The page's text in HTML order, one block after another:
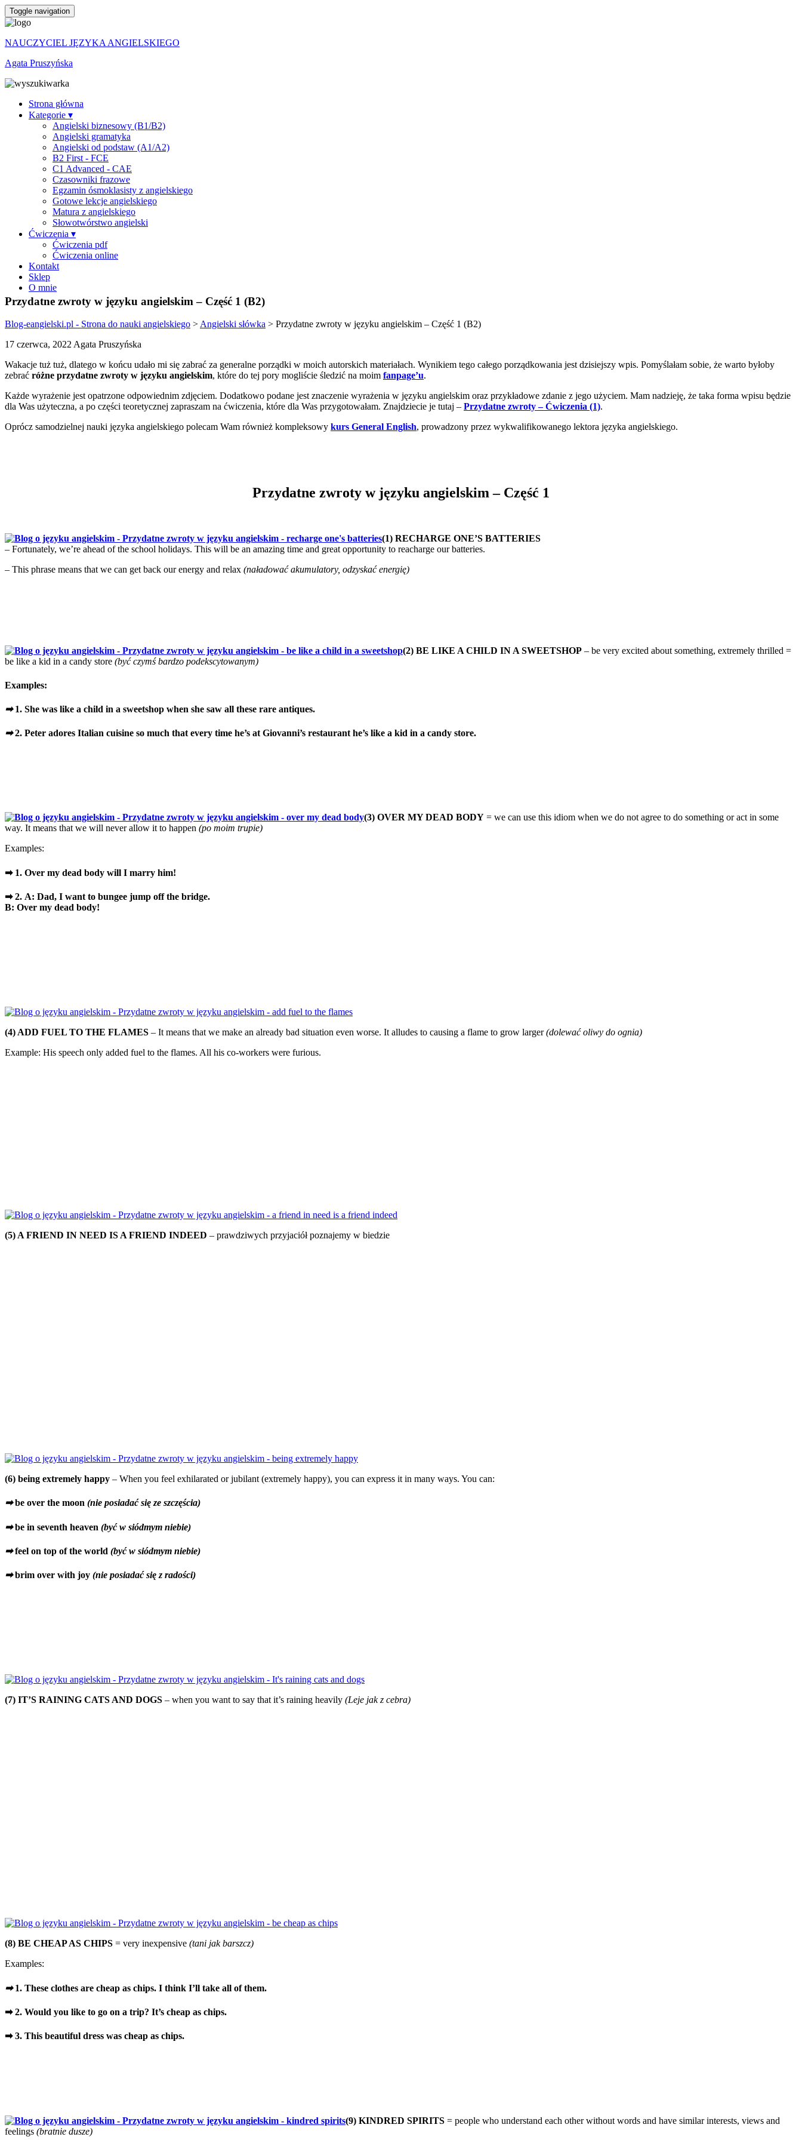
Toggle navigation
NAUCZYCIEL JĘZYKA ANGIELSKIEGO
Agata Pruszyńska
Strona główna
Kategorie ▾
Angielski biznesowy (B1/B2)
Angielski gramatyka
Angielski od podstaw (A1/A2)
B2 First - FCE
C1 Advanced - CAE
Czasowniki frazowe
Egzamin ósmoklasisty z angielskiego
Gotowe lekcje angielskiego
Matura z angielskiego
Słowotwórstwo angielski
Ćwiczenia ▾
Ćwiczenia pdf
Ćwiczenia online
Kontakt
Sklep
O mnie
Przydatne zwroty w języku angielskim – Część 1 (B2)
Blog-eangielski.pl - Strona do nauki angielskiego >Angielski słówka > Przydatne zwroty w języku angielskim – Część 1 (B2)
17 czerwca, 2022 Agata Pruszyńska
Wakacje tuż tuż, dlatego w końcu udało mi się zabrać za generalne porządki w moich autorskich materiałach. Wynikiem tego całego porządkowania jest dzisiejszy wpis. Pomyślałam sobie, że warto byłoby
zebrać różne przydatne zwroty w języku angielskim, które do tej pory mogliście śledzić na moim fanpage’u.
Każde wyrażenie jest opatrzone odpowiednim zdjęciem. Dodatkowo podane jest znaczenie wyrażenia w języku angielskim oraz przykładowe zdanie z jego użyciem. Mam nadzieję, że taka forma wpisu będzie
dla Was użyteczna, a po części teoretycznej zapraszam na ćwiczenia, które dla Was przygotowałam. Znajdziecie je tutaj – Przydatne zwroty – Ćwiczenia (1).
Oprócz samodzielnej nauki języka angielskiego polecam Wam również kompleksowy kurs General English, prowadzony przez wykwalifikowanego lektora języka angielskiego.
Przydatne zwroty w języku angielskim – Część 1
(1) RECHARGE ONE’S BATTERIES
– Fortunately, we’re ahead of the school holidays. This will be an amazing time and great opportunity to reacharge our batteries.
– This phrase means that we can get back our energy and relax (naładować akumulatory, odzyskać energię)
(2) BE LIKE A CHILD IN A SWEETSHOP – be very excited about something, extremely thrilled =
be like a kid in a candy store (być czymś bardzo podekscytowanym)
Examples:
➡ 1. She was like a child in a sweetshop when she saw all these rare antiques.
➡2. Peter adores Italian cuisine so much that every time he’s at Giovanni’s restaurant he’s like a kid in a candy store.
(3) OVER MY DEAD BODY = we can use this idiom when we do not agree to do something or act in some
way. It means that we will never allow it to happen (po moim trupie)
Examples:
➡ 1. Over my dead body will I marry him!
➡ 2. A: Dad, I want to bungee jump off the bridge.
B: Over my dead body!
(4) ADD FUEL TO THE FLAMES – It means that we make an already bad situation even worse. It alludes to causing a flame to grow larger(dolewać oliwy do ognia)
Example: His speech only added fuel to the flames. All his co-workers were furious.
(5) A FRIEND IN NEED IS A FRIEND INDEED – prawdziwych przyjaciół poznajemy w biedzie
(6) being extremely happy – When you feel exhilarated or jubilant (extremely happy), you can express it in many ways. You can:
➡be over the moon (nie posiadać się ze szczęścia)
➡be in seventh heaven (być w siódmym niebie)
➡feel on top of the world (być w siódmym niebie)
➡brim over with joy (nie posiadać się z radości)
(7) IT’S RAINING CATS AND DOGS – when you want to say that it’s raining heavily (Leje jak z cebra)
(8) BE CHEAP AS CHIPS = very inexpensive (tani jak barszcz)
Examples:
➡1. These clothes are cheap as chips. I think I’ll take all of them.
➡ 2. Would you like to go on a trip? It’s cheap as chips.
➡ 3. This beautiful dress was cheap as chips.
(9) KINDRED SPIRITS = people who understand each other without words and have similar interests, views and
feelings (bratnie dusze)